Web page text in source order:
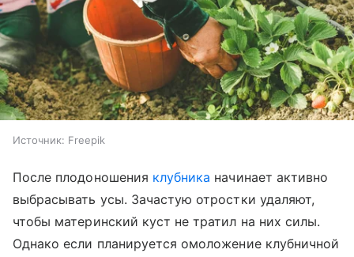
Источник: Freepik
После плодоношения клубника начинает активно
выбрасывать усы. Зачастую отростки удаляют,
чтобы материнский куст не тратил на них силы.
Однако если планируется омоложение клубничной